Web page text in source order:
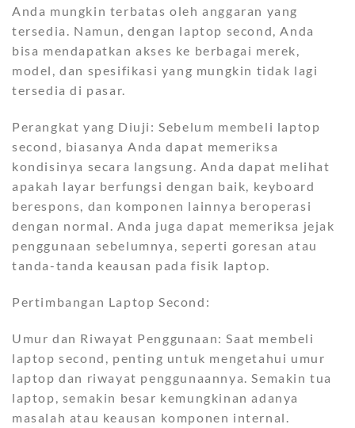
Anda mungkin terbatas oleh anggaran yang
tersedia. Namun, dengan laptop second, Anda
bisa mendapatkan akses ke berbagai merek,
model, dan spesifikasi yang mungkin tidak lagi
tersedia di pasar.
Perangkat yang Diuji: Sebelum membeli laptop
second, biasanya Anda dapat memeriksa
kondisinya secara langsung. Anda dapat melihat
apakah layar berfungsi dengan baik, keyboard
berespons, dan komponen lainnya beroperasi
dengan normal. Anda juga dapat memeriksa jejak
penggunaan sebelumnya, seperti goresan atau
tanda-tanda keausan pada fisik laptop.
Pertimbangan Laptop Second:
Umur dan Riwayat Penggunaan: Saat membeli
laptop second, penting untuk mengetahui umur
laptop dan riwayat penggunaannya. Semakin tua
laptop, semakin besar kemungkinan adanya
masalah atau keausan komponen internal.